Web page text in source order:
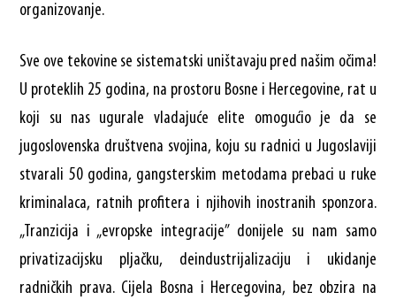
organizovanje.
Sve ove tekovine se sistematski uništavaju pred našim očima!
U proteklih 25 godina, na prostoru Bosne i Hercegovine, rat u
koji su nas ugurale vladajuće elite omogućio je da se
jugoslovenska društvena svojina, koju su radnici u Jugoslaviji
stvarali 50 godina, gangsterskim metodama prebaci u ruke
kriminalaca, ratnih profitera i njihovih inostranih sponzora.
„Tranzicija i „evropske integracije” donijele su nam samo
privatizacijsku pljačku, deindustrijalizaciju i ukidanje
radničkih prava. Cijela Bosna i Hercegovina, bez obzira na